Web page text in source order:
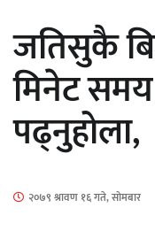
जतिसुकै
मिनेट
पढ्नुहोला,
२०७९ श्रावण १६ गते, सोमबार